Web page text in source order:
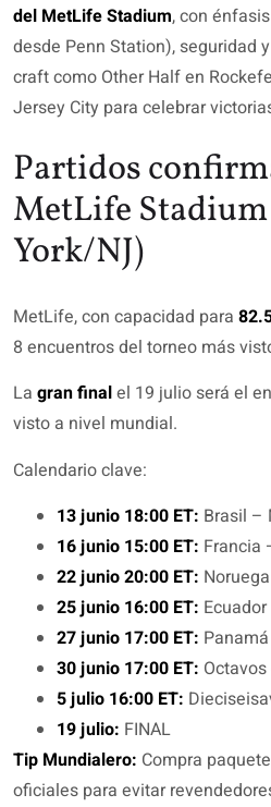
del MetLife Stadium, con
desde Penn Station), seguridad y
craft como Other Half en
Jersey City para celebrar
Partidos
MetLife
York/NJ)
MetLife, con capacidad para
8 encuentros del torneo más
La gran finalel 19 julio será el
visto a nivel mundial.
Calendario clave:
13 junio 18:00 ET: Brasil –
16 junio 15:00 ET: Francia
22 junio 20:00 ET:
25 junio 16:00 ET:
27 junio 17:00 ET:
30 junio 17:00 ET:
5 julio 16:00 ET:
19 julio: FINAL
Tip Mundialero: Compra
oficiales para evitar